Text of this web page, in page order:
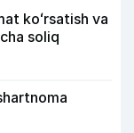
koʻrsatish va
soliq